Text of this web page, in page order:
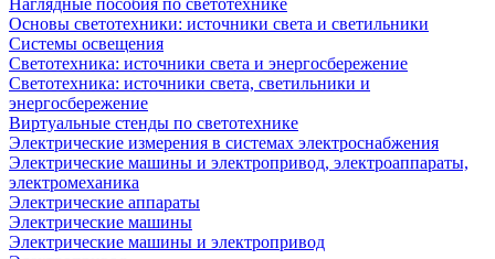
Наглядные пособия по светотехнике
Основы светотехники: источники света и светильники
Системы освещения
Светотехника: источники света и энергосбережение
Светотехника: источники света, светильники и
энергосбережение
Виртуальные стенды по светотехнике
Электрические измерения в системах электроснабжения
Электрические машины и электропривод, электроаппараты,
электромеханика
Электрические аппараты
Электрические машины
Электрические машины и электропривод